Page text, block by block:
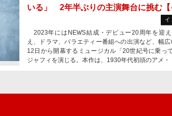
いる」 2年半ぶりの主演舞台に挑む【
イ
2023年にはNEWS結成・デビュー20周年を迎
え、ドラマ、バラエティー番組への出演など、幅
12日から開幕するミュージカル「20世紀号に乗っ
ジャフィを演じる。本作は、1930年代初頭のアメ・